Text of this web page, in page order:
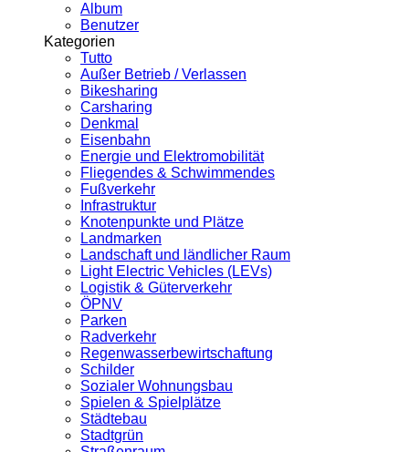
Album
Benutzer
Kategorien
Tutto
Außer Betrieb / Verlassen
Bikesharing
Carsharing
Denkmal
Eisenbahn
Energie und Elektromobilität
Fliegendes & Schwimmendes
Fußverkehr
Infrastruktur
Knotenpunkte und Plätze
Landmarken
Landschaft und ländlicher Raum
Light Electric Vehicles (LEVs)
Logistik & Güterverkehr
ÖPNV
Parken
Radverkehr
Regenwasserbewirtschaftung
Schilder
Sozialer Wohnungsbau
Spielen & Spielplätze
Städtebau
Stadtgrün